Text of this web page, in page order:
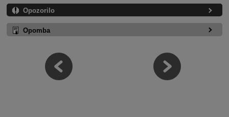
Opozorilo
Opomba